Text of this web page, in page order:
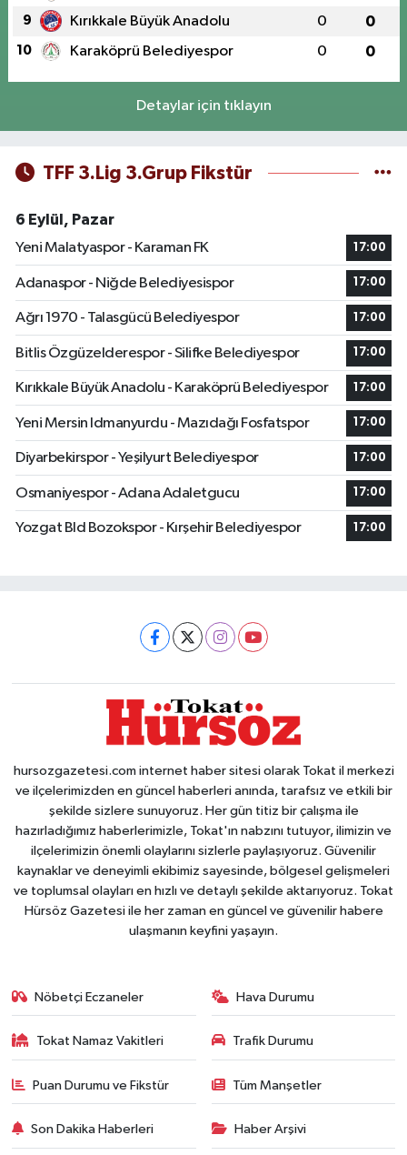
9 Kırıkkale Büyük Anadolu 0 0
10 Karaköprü Belediyespor 0 0
Detaylar için tıklayın
TFF 3.Lig 3.Grup Fikstür
6 Eylül, Pazar
Yeni Malatyaspor - Karaman FK
17:00
Adanaspor - Niğde Belediyesispor 17:00
Ağrı 1970 - Talasgücü Belediyespor 17:00
Bitlis Özgüzelderespor - Silifke Belediyespor 17:00
Kırıkkale Büyük Anadolu - Karaköprü Belediyespor 17:00
Yeni Mersin Idmanyurdu - Mazıdağı Fosfatspor 17:00
Diyarbekirspor - Yeşilyurt Belediyespor 17:00
Osmaniyespor - Adana Adaletgucu 17:00
Yozgat Bld Bozokspor - Kırşehir Belediyespor 17:00
hursozgazetesi.com internet haber sitesi olarak Tokat il merkezi
ve ilçelerimizden en güncel haberleri anında, tarafsız ve etkili bir
şekilde sizlere sunuyoruz. Her gün titiz bir çalışma ile
hazırladığımız haberlerimizle, Tokat'ın nabzını tutuyor, ilimizin ve
ilçelerimizin önemli olaylarını sizlerle paylaşıyoruz. Güvenilir
kaynaklar ve deneyimli ekibimiz sayesinde, bölgesel gelişmeleri
ve toplumsal olayları en hızlı ve detaylı şekilde aktarıyoruz. Tokat
Hürsöz Gazetesi ile her zaman en güncel ve güvenilir habere
ulaşmanın keyfini yaşayın.
Nöbetçi Eczaneler Hava Durumu
Tokat Namaz Vakitleri Trafik Durumu
Puan Durumu ve Fikstür Tüm Manşetler
Son Dakika Haberleri Haber Arşivi